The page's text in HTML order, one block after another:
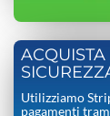
Utilizziamo
pagamenti